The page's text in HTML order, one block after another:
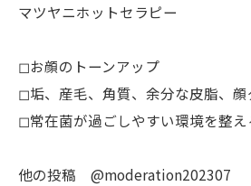
マツヤニホットセラピー
◻︎お顔のトーンアップ
◻︎垢、産毛、角質、余分な皮脂、顔
◻︎常在菌が過ごしやすい環境を整え
他の投稿 @moderation202307